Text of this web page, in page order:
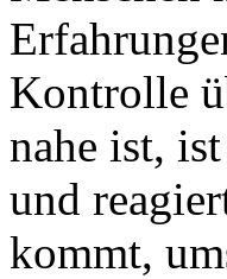
Kontrolle
nahe ist,
und
kommt,